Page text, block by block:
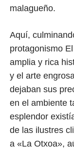
malagueño.
Aquí,
protagonismo
amplia y rica
y el arte
dejaban sus
en el ambiente
esplendor
de las ilustres
a «La Otxoa»,